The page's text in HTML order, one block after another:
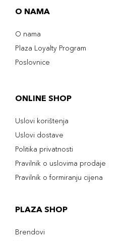
O NAMA
O nama
Plaza Loyalty Program
Poslovnice
ONLINE SHOP
Uslovi korištenja
Uslovi dostave
Politika privatnosti
Pravilnik o uslovima prodaje
Pravilnik o formiranju cijena
PLAZA SHOP
Brendovi